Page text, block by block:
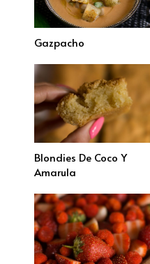
Gazpacho
Blondies De Coco Y
Amarula